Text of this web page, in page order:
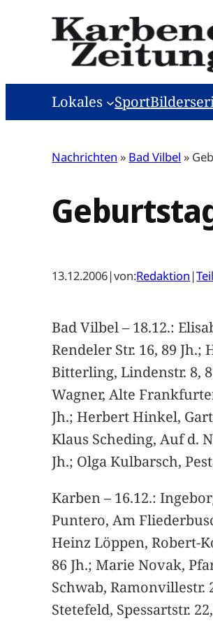
Lokales Sport
Nachrichten » Bad Vilbel »
13.12.2006|von:Redaktion |
Bad Vilbel – 18.12.:
Rendeler Str. 16, 89
Bitterling, Lindenstr. 8,
Wagner, Alte
Jh.; Herbert Hinkel,
Klaus Scheding, Auf d.
Jh.; Olga Kulbarsch,
Karben – 16.12.:
Puntero, Am
Heinz Löppen, Robert-
86 Jh.; Marie Novak,
Schwab, Ramonvillestr.
Stetefeld, Spessartstr.